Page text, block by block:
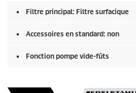
Filtre principal: Filtre surfacique
Accessoires en standard: non
Fonction pompe vide-fûts